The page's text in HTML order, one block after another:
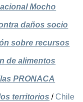
Mocho
daños socio
sobre recursos
de alimentos
PRONACA
territorios / Chile